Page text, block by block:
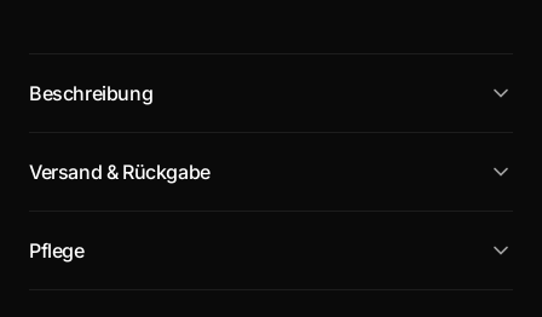
Beschreibung
Versand & Rückgabe
Pflege